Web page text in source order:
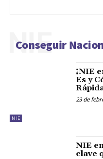
Conseguir
NIE
NIE
¡NIE
Es y
23 de
NIE
clave